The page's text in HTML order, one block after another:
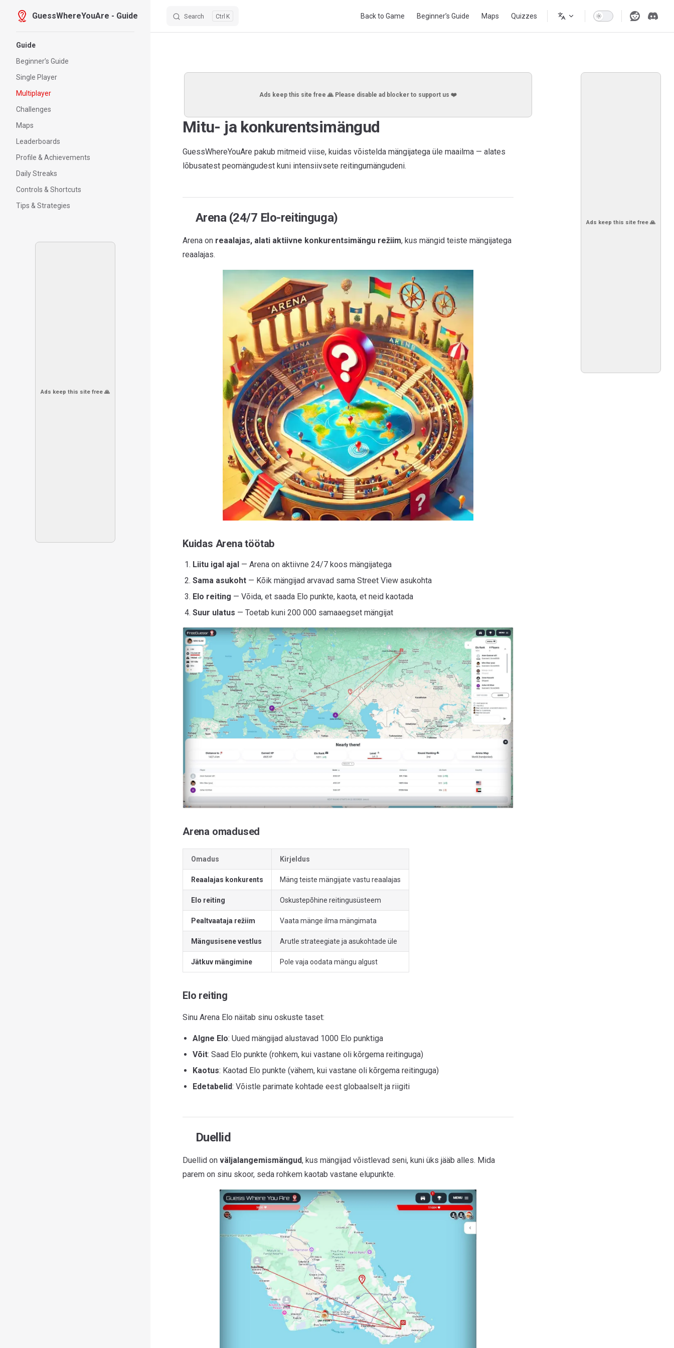
Skip to content
GuessWhereYouAre - Guide Search K Back to Game Beginner’s Guide Maps Quizzes
Guide
Beginner’s Guide
Single Player
Multiplayer
Challenges
Maps
Leaderboards
Profile & Achievements
Daily Streaks
Controls & Shortcuts
Tips & Strategies
Ads keep this site free 🙏
Ads keep this site free 🙏
Ads keep this site free 🙏 Please disable ad blocker to support us ❤️
Mitu- ja konkurentsimängud
GuessWhereYouAre pakub mitmeid viise, kuidas võistelda mängijatega üle maailma — alates
lõbusatest peomängudest kuni intensiivsete reitingumängudeni.
Arena (24/7 Elo-reitinguga)
Arena on reaalajas, alati aktiivne konkurentsimängu režiim, kus mängid teiste mängijatega
reaalajas.
Kuidas Arena töötab
Liitu igal ajal — Arena on aktiivne 24/7 koos mängijatega
Sama asukoht — Kõik mängijad arvavad sama Street View asukohta
Elo reiting — Võida, et saada Elo punkte, kaota, et neid kaotada
Suur ulatus — Toetab kuni 200 000 samaaegset mängijat
Arena omadused
Omadus Kirjeldus
Reaalajas konkurents Mäng teiste mängijate vastu reaalajas
Elo reiting Oskustepõhine reitingusüsteem
Pealtvaataja režiim Vaata mänge ilma mängimata
Mängusisene vestlus Arutle strateegiate ja asukohtade üle
Jätkuv mängimine Pole vaja oodata mängu algust
Elo reiting
Sinu Arena Elo näitab sinu oskuste taset:
Algne Elo: Uued mängijad alustavad 1000 Elo punktiga
Võit: Saad Elo punkte (rohkem, kui vastane oli kõrgema reitinguga)
Kaotus: Kaotad Elo punkte (vähem, kui vastane oli kõrgema reitinguga)
Edetabelid: Võistle parimate kohtade eest globaalselt ja riigiti
Duellid
Duellid on väljalangemismängud, kus mängijad võistlevad seni, kuni üks jääb alles. Mida
parem on sinu skoor, seda rohkem kaotab vastane elupunkte.